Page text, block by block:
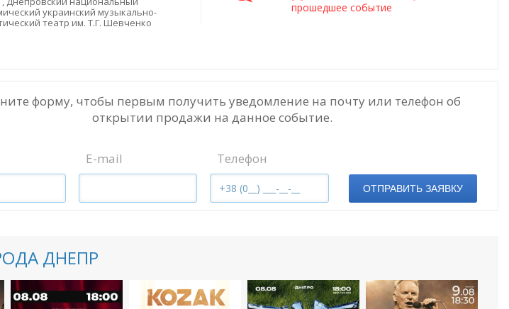
украинский музыкально-
театр им. Т.Г. Шевченко
прошедшее событие
форму, чтобы первым получить уведомление на почту или телефон об
открытии продажи на данное событие.
E-mail Телефон
ОТПРАВИТЬ ЗАЯВКУ
ДНЕПР